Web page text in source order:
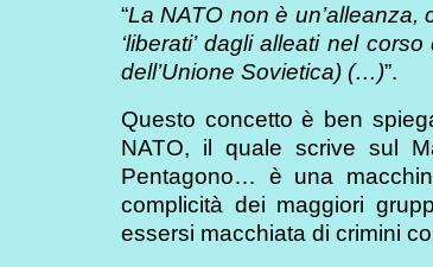
“La NATO non è un’alleanza,
‘liberati’ dagli alleati nel
dell’Unione Sovietica) (…)”.
Questo concetto è ben
NATO, il quale scrive sul
Pentagono… è una
complicità dei maggiori
essersi macchiata di crimini